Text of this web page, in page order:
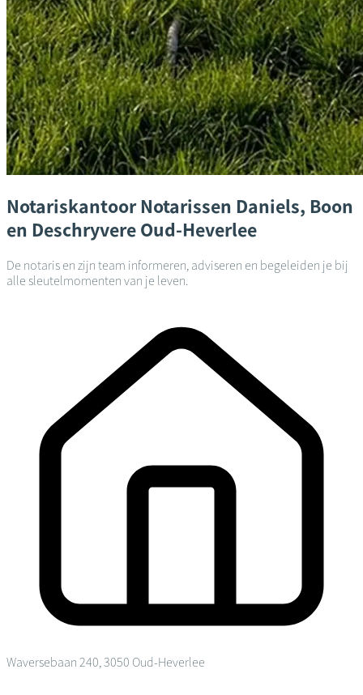
Notariskantoor Notarissen Daniels, Boon
en Deschryvere Oud-Heverlee
De notaris en zijn team informeren, adviseren en begeleiden je bij
alle sleutelmomenten van je leven.
Waversebaan 240, 3050 Oud-Heverlee